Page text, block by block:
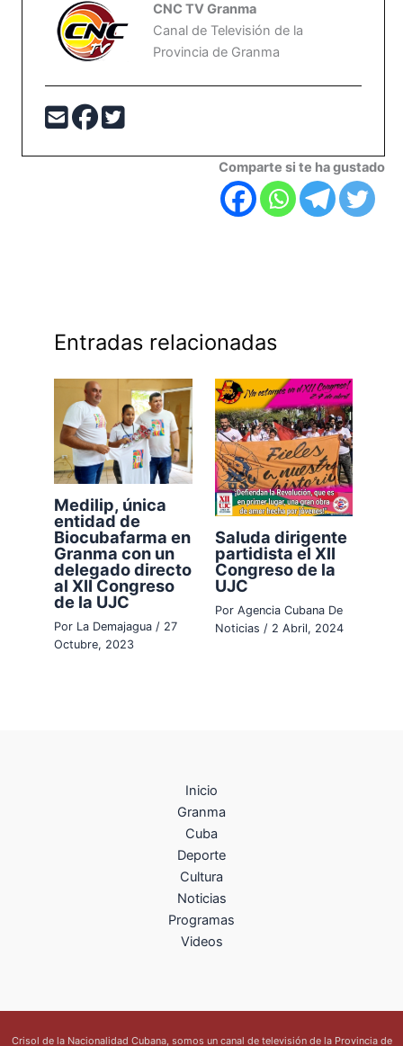
CNC TV Granma
Canal de Televisión de la
Provincia de Granma
Comparte si te ha gustado
Entradas relacionadas
Medilip, única
entidad de
Biocubafarma en
Granma con un
delegado directo
al XII Congreso
de la UJC
Por La Demajagua/ 27
Octubre, 2023
Saluda dirigente
partidista el XII
Congreso de la
UJC
Por Agencia Cubana De
Noticias / 2 Abril, 2024
Inicio
Granma
Cuba
Deporte
Cultura
Noticias
Programas
Videos
Crisol de la Nacionalidad Cubana, somos un canal de televisión de la Provincia de